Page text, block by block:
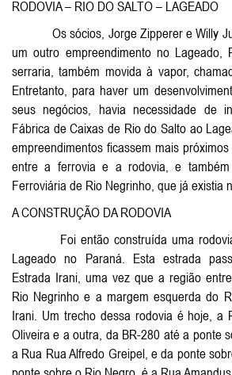
RODOVIA – RIO DO SALTO – LAGEADO
Os sócios, Jorge Zipperer e Willy
um outro empreendimento no Lageado,
serraria, também movida à vapor,
Entretanto, para haver um
seus negócios, havia necessidade de
Fábrica de Caixas de Rio do Salto ao
empreendimentos ficassem mais
entre a ferrovia e a rodovia, e
Ferroviária de Rio Negrinho, que já existia
A CONSTRUÇÃO DA RODOVIA
Foi então construída uma rodovia
Lageado no Paraná. Esta estrada
Estrada Irani, uma vez que a região
Rio Negrinho e a margem esquerda do
Irani. Um trecho dessa rodovia é hoje, a
Oliveira e a outra, da BR-280 até a ponte
a Rua Rua Alfredo Greipel, e da ponte